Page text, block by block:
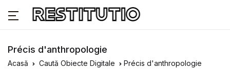
Précis d'anthropologie
Acasă Caută Obiecte Digitale Précis d'anthropologie